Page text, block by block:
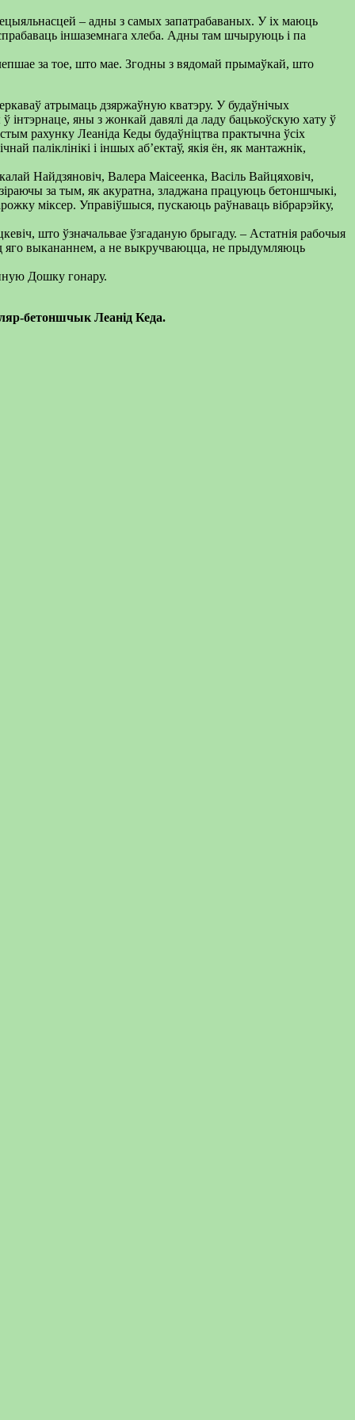
– адны з самых запатрабаваных. У іх маюць
іншаземнага хлеба. Адны там шчыруюць і па
за тое, што мае. Згодны з вядомай прымаўкай, што
атрымаць дзяржаўную кватэру. У будаўнічых
інтэрнаце, яны з жонкай давялі да ладу бацькоўскую хату ў
рахунку Леаніда Кеды будаўніцтва практычна ўсіх
паліклінікі і іншых аб’ектаў, якія ён, як мантажнік,
Найдзяновіч, Валера Маісеенка, Васіль Вайцяховіч,
за тым, як акуратна, зладжана працуюць бетоншчыкі,
міксер. Управіўшыся, пускаюць раўнаваць вібрарэйку,
што ўзначальвае ўзгаданую брыгаду. – Астатнія рабочыя
яго выкананнем, а не выкручваюцца, не прыдумляюць
Дошку гонару.
бетоншчык Леанід Кеда.